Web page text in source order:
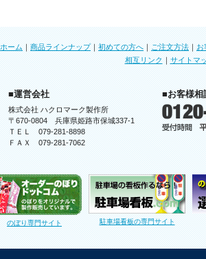
ホーム ｜ 商品ラインナップ｜ 初めての方へ ｜ ご注文方法 ｜ お
相互リンク ｜ サイトマ
■運営会社
株式会社 ハクロマーク製作所
〒670-0804 兵庫県姫路市保城337-1
ＴＥＬ 079-281-8898
ＦＡＸ 079-281-7062
■お客様相
のぼり専門サイト 駐車場看板の専門サイト